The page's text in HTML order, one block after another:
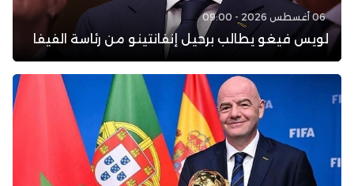
06 أغسطس 2026 - 09:00
لويس فيغو يطالب برحيل إنفانتينو من رئاسة الفيفا